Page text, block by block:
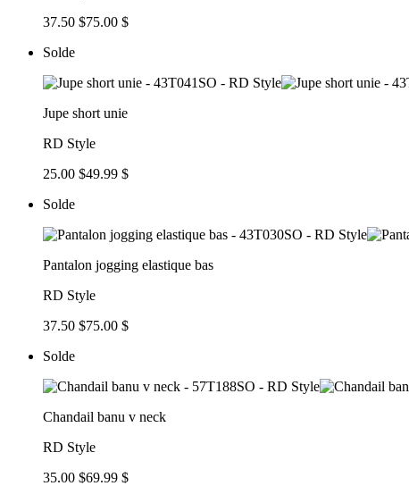
37.50 $75.00 $
Solde
Jupe short unie
RD Style
25.00 $49.99 $
Solde
Pantalon jogging elastique bas
RD Style
37.50 $75.00 $
Solde
Chandail banu v neck
RD Style
35.00 $69.99 $